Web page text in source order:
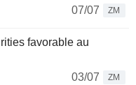
07/07
ZM
favorable au
03/07
ZM